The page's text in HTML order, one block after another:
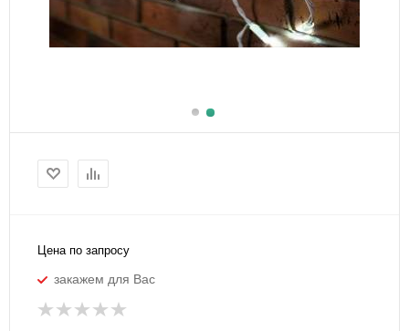
Цена по запросу
закажем для Вас